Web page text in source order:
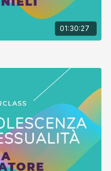
01:30:27